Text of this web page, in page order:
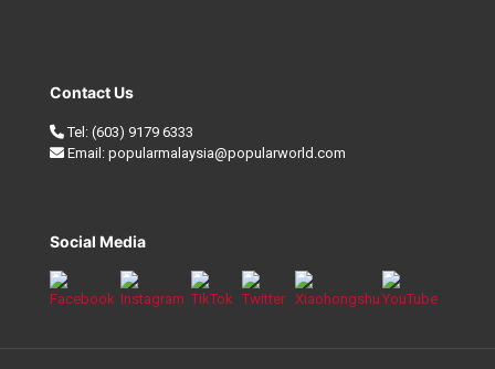
Contact Us
Tel: (603) 9179 6333
Email: popularmalaysia@popularworld.com
Social Media